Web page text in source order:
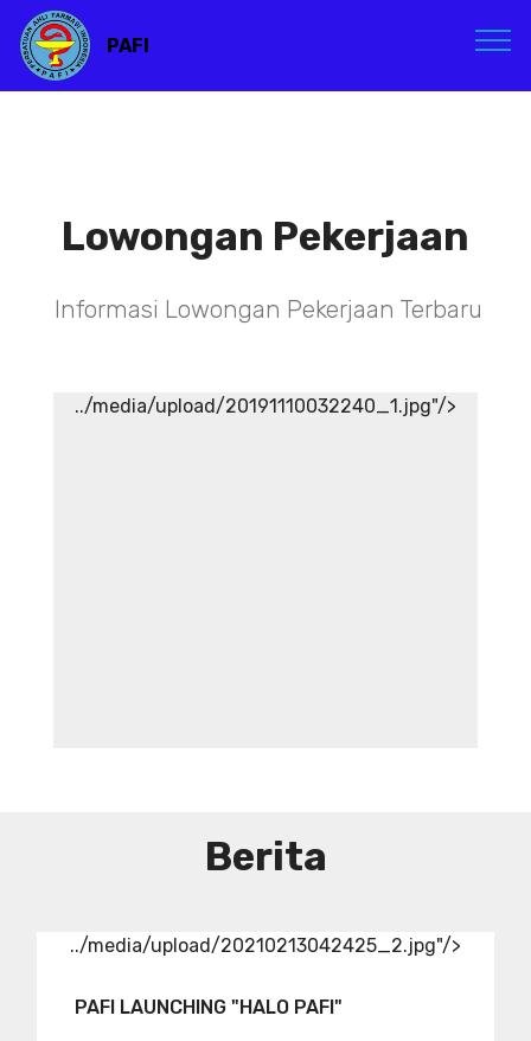
PAFI
Lowongan Pekerjaan
Informasi Lowongan Pekerjaan Terbaru
../media/upload/20191110032240_1.jpg"/>
Berita
../media/upload/20210213042425_2.jpg"/>
PAFI LAUNCHING "HALO PAFI"